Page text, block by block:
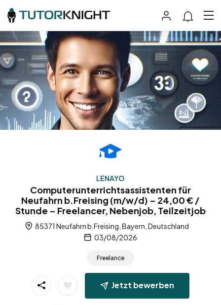
LENAYO
Computerunterrichtsassistenten für
Neufahrn b.Freising (m/w/d) – 24,00 € /
Stunde – Freelancer, Nebenjob, Teilzeitjob
85371 Neufahrn b.Freising, Bayern, Deutschland
03/08/2026
Freelance
Jetzt bewerben